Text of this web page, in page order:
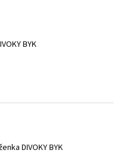
BYK
DIVOKY BYK